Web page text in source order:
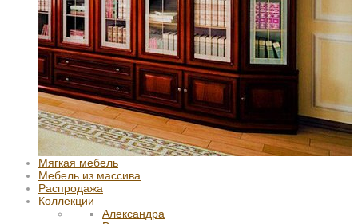
Мягкая мебель
Мебель из массива
Распродажа
Коллекции
Александра